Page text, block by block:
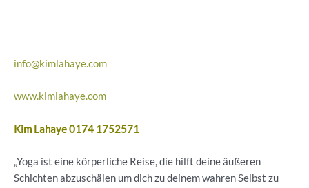
info@kimlahaye.com
www.kimlahaye.com
Kim Lahaye 0174 1752571
„Yoga ist eine körperliche Reise, die hilft deine äußeren
Schichten abzuschälen um dich zu deinem wahren Selbst zu